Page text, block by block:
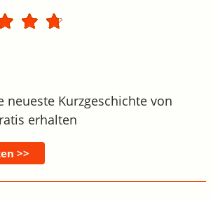
neueste Kurzgeschichte von
erhalten